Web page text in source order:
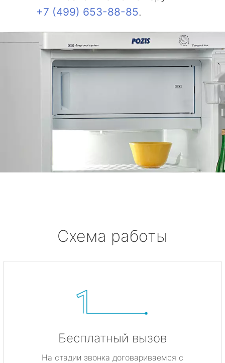
+7 (499) 653-88-85.
Схема работы
Бесплатный вызов
На стадии звонка договариваемся с